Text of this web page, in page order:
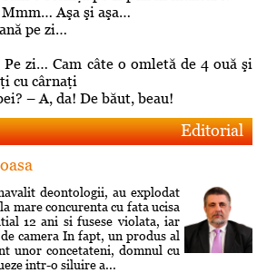
Aşa şi aşa…
pe zi…
zi… Cam câte o omletă de 4 ouă şi
cu cârnaţi
– A, da! De băut, beau!
Editorial
deontologii, au explodat
mare concurenta cu fata ucisa
12 ani si fusese violata, iar
camera In fapt, un produs al
unor concetateni, domnul cu
intr-o siluire a...